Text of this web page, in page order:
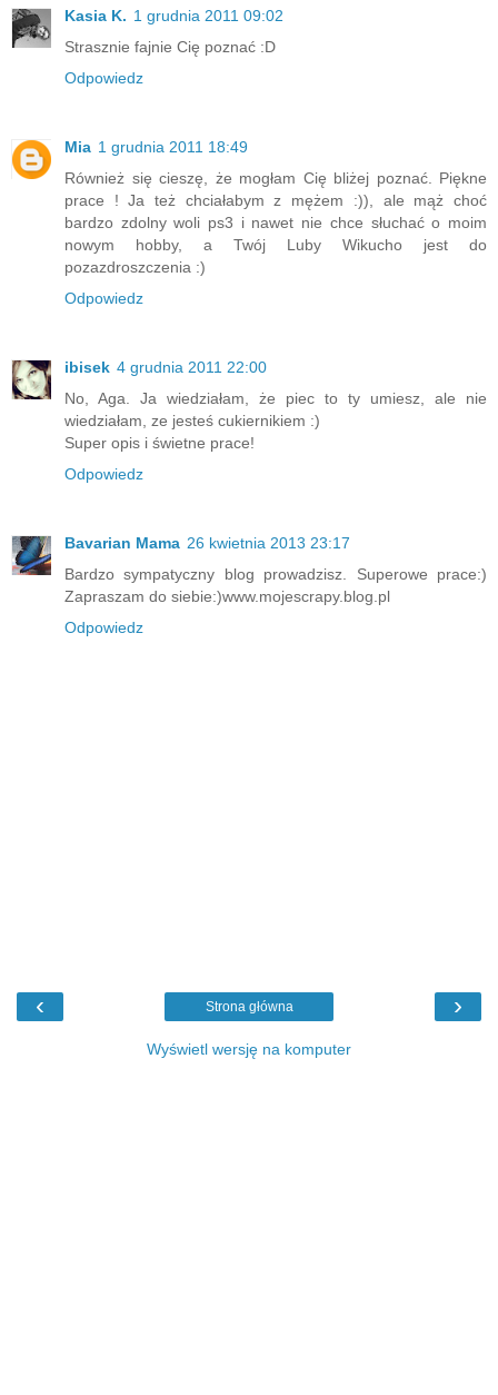
Kasia K. 1 grudnia 2011 09:02
Strasznie fajnie Cię poznać :D
Odpowiedz
Mia 1 grudnia 2011 18:49
Również się cieszę, że mogłam Cię bliżej poznać. Piękne
prace ! Ja też chciałabym z mężem :)), ale mąż choć
bardzo zdolny woli ps3 i nawet nie chce słuchać o moim
nowym hobby, a Twój Luby Wikucho jest do
pozazdroszczenia :)
Odpowiedz
ibisek 4 grudnia 2011 22:00
No, Aga. Ja wiedziałam, że piec to ty umiesz, ale nie
wiedziałam, ze jesteś cukiernikiem :)
Super opis i świetne prace!
Odpowiedz
Bavarian Mama 26 kwietnia 2013 23:17
Bardzo sympatyczny blog prowadzisz. Superowe prace:)
Zapraszam do siebie:)www.mojescrapy.blog.pl
Odpowiedz
‹ ›
Strona główna
Wyświetl wersję na komputer